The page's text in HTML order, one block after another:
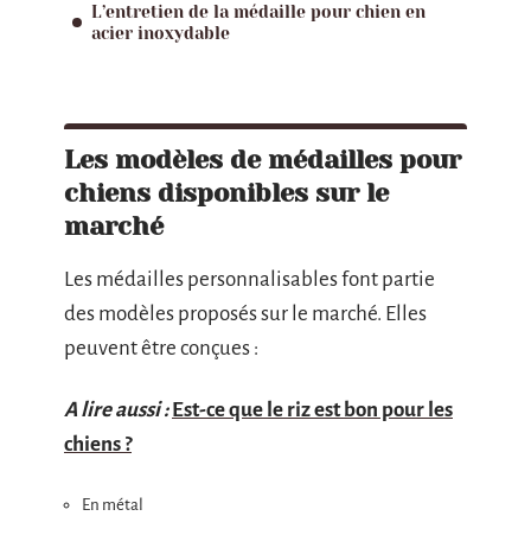
L’entretien de la médaille pour chien en
acier inoxydable
Les modèles de médailles pour
chiens disponibles sur le
marché
Les médailles personnalisables font partie
des modèles proposés sur le marché. Elles
peuvent être conçues :
A lire aussi : Est-ce que le riz est bon pour les
chiens ?
En métal